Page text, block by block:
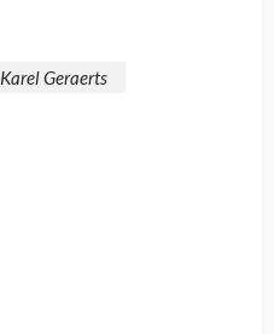
Karel Geraerts